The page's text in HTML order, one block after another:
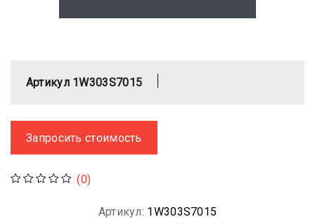
Артикул 1W303S7015
Запросить стоимость
(0)
Артикул: 1W303S7015